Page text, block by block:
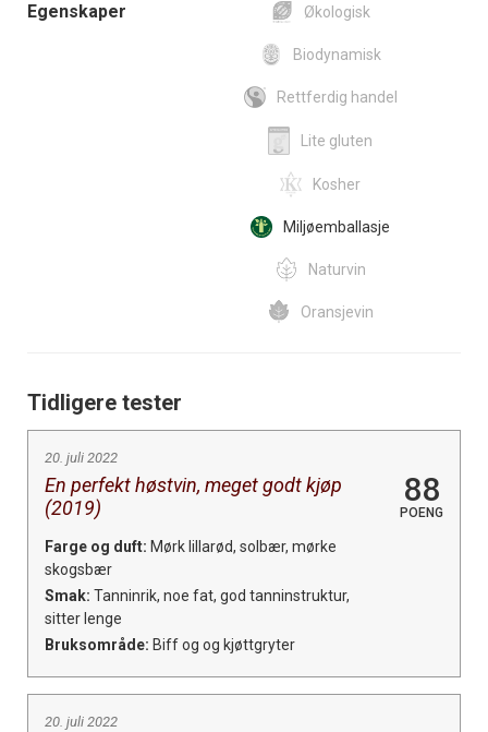
Egenskaper Økologisk
Biodynamisk
Rettferdig handel
Lite gluten
Kosher
Miljøemballasje
Naturvin
Oransjevin
Tidligere tester
20. juli 2022
En perfekt høstvin, meget godt kjøp
(2019)
88
POENG
Farge og duft: Mørk lillarød, solbær, mørke
skogsbær
Smak: Tanninrik, noe fat, god tanninstruktur,
sitter lenge
Bruksområde: Biff og og kjøttgryter
20. juli 2022